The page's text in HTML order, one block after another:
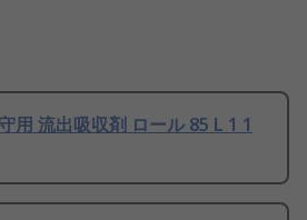
用 流出吸収剤 ロール 85 L 1 1